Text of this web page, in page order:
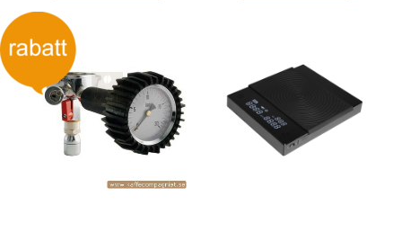
Baristatillbehör
Koppar, Glas & Termos
Choklad mm
Böcker & Kort
ökar:0-200 g – 0.1g 200-
500 g – 0.5g 500-2000g –
1gModell: VST 2000Max
vikt: 2000 grDrivs av 2st
AAA-batteri som ingår